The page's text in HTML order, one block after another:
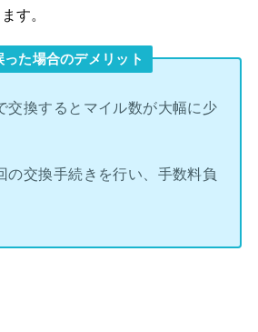
す。
た場合のデメリット
交換するとマイル数が大幅に少
の交換手続きを行い、手数料負